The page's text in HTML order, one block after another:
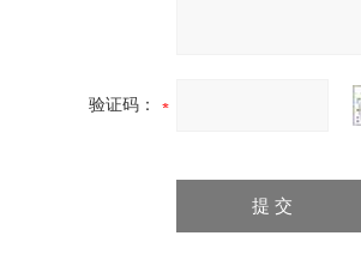
验证码：